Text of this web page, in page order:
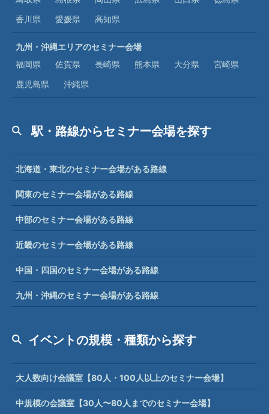
香川県
愛媛県 高知県
九州・沖縄エリアのセミナー会場
福岡県
佐賀県 長崎県 熊本県 大分県
宮崎県
鹿児島県
沖縄県
駅・路線からセミナー会場を探す
北海道・東北のセミナー会場がある路線
関東のセミナー会場がある路線
中部のセミナー会場がある路線
近畿のセミナー会場がある路線
中国・四国のセミナー会場がある路線
九州・沖縄のセミナー会場がある路線
イベントの規模・種類から探す
大人数向け会議室【80人・100人以上のセミナー会場】
中規模の会議室【30人〜80人までのセミナー会場】